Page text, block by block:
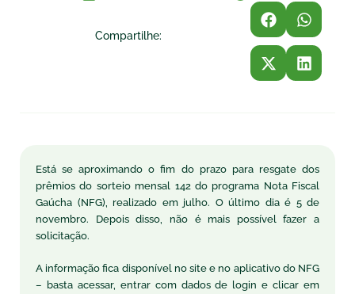
Compartilhe:
Está se aproximando o fim do prazo para resgate dos
prêmios do sorteio mensal 142 do programa Nota Fiscal
Gaúcha (NFG), realizado em julho. O último dia é 5 de
novembro. Depois disso, não é mais possível fazer a
solicitação.
A informação fica disponível no site e no aplicativo do NFG
– basta acessar, entrar com dados de login e clicar em